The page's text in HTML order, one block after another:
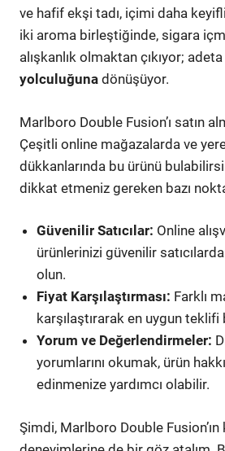
ve hafif ekşi tadı, içimi daha
iki aroma birleştiğinde, sigara
alışkanlık olmaktan çıkıyor;
yolculuğuna dönüşüyor.
Marlboro Double Fusion’ı satın
Çeşitli online mağazalarda ve
dükkanlarında bu ürünü
dikkat etmeniz gereken bazı
Güvenilir Satıcılar: Online
ürünlerinizi güvenilir
olun.
Fiyat Karşılaştırması: Farklı
karşılaştırarak en uygun
Yorum ve Değerlendirmeler:
yorumlarını okumak, ürün
edinmenize yardımcı olabilir.
Şimdi, Marlboro Double Fusion’ın